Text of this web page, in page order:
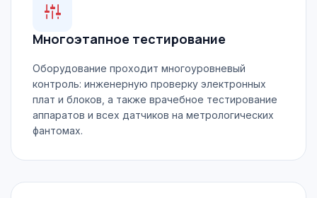
Многоэтапное тестирование
Оборудование проходит многоуровневый
контроль: инженерную проверку электронных
плат и блоков, а также врачебное тестирование
аппаратов и всех датчиков на метрологических
фантомах.